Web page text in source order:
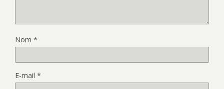
Nom *
E-mail *